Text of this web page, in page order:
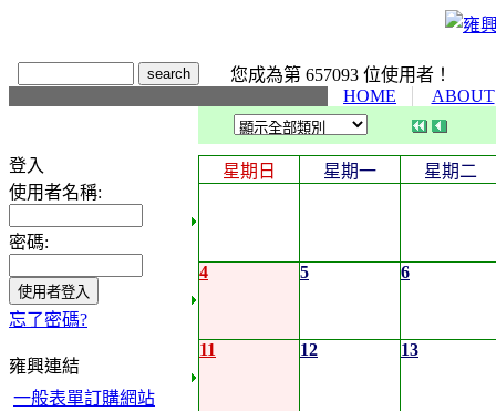
您成為第 657093 位使用者！
HOME
ABOUT
登入
使用者名稱:
密碼:
忘了密碼?
雍興連結
一般表單訂購網站
星期日 星期一 星期二
4 5 6
11 12 13